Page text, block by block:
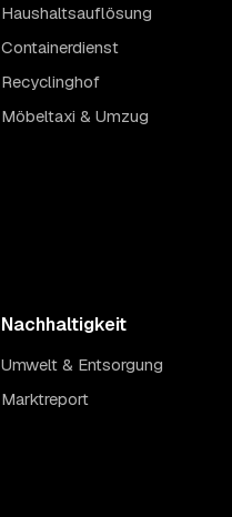
Haushaltsauflösung
Containerdienst
Recyclinghof
Möbeltaxi & Umzug
Nachhaltigkeit
Umwelt & Entsorgung
Marktreport